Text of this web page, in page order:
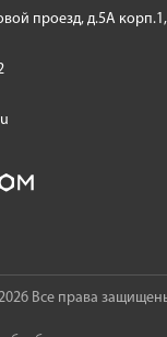
проезд, д.5А
Все права